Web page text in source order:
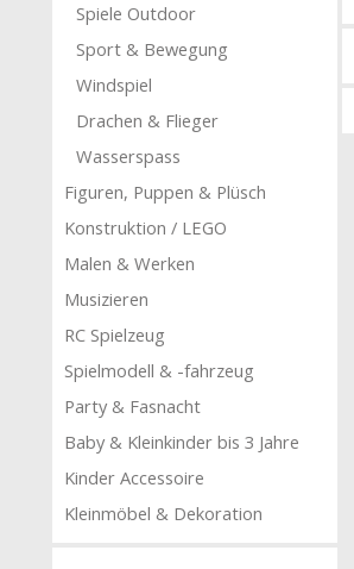
Spiele Outdoor
Sport & Bewegung
Windspiel
Drachen & Flieger
Wasserspass
Figuren, Puppen & Plüsch
Konstruktion / LEGO
Malen & Werken
Musizieren
RC Spielzeug
Spielmodell & -fahrzeug
Party & Fasnacht
Baby & Kleinkinder bis 3 Jahre
Kinder Accessoire
Kleinmöbel & Dekoration